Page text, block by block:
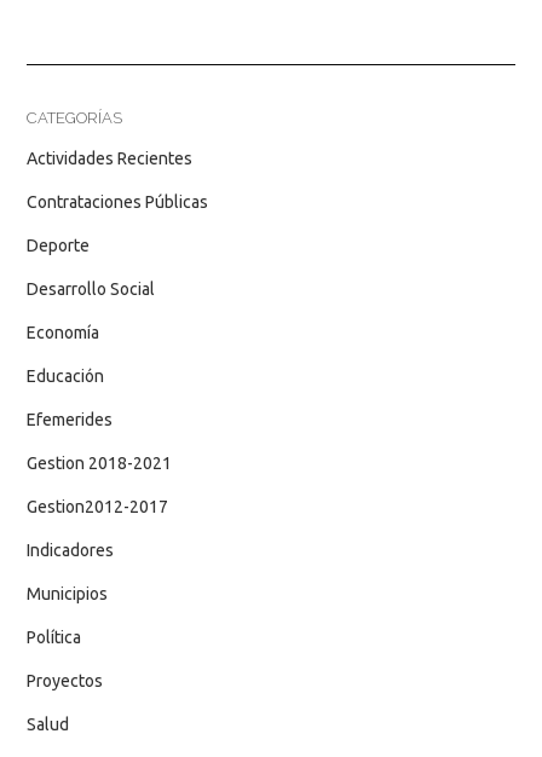
CATEGORÍAS
Actividades Recientes
Contrataciones Públicas
Deporte
Desarrollo Social
Economía
Educación
Efemerides
Gestion 2018-2021
Gestion2012-2017
Indicadores
Municipios
Política
Proyectos
Salud